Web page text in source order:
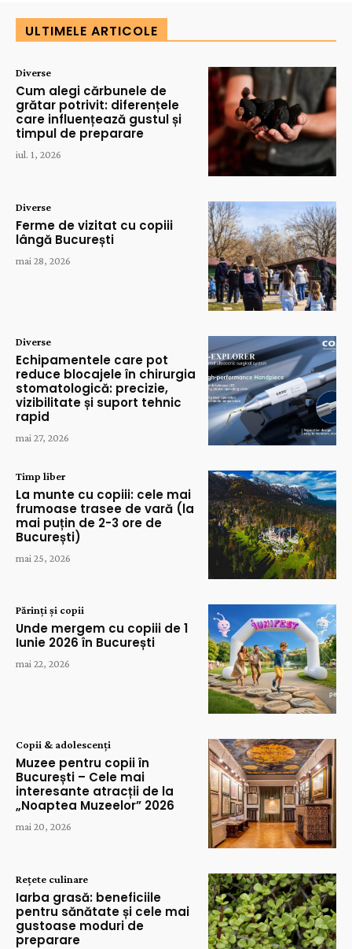
ULTIMELE ARTICOLE
Diverse
Cum alegi cărbunele de
grătar potrivit: diferențele
care influențează gustul și
timpul de preparare
iul. 1, 2026
Diverse
Ferme de vizitat cu copiii
lângă București
mai 28, 2026
Diverse
Echipamentele care pot
reduce blocajele în chirurgia
stomatologică: precizie,
vizibilitate și suport tehnic
rapid
mai 27, 2026
Timp liber
La munte cu copiii: cele mai
frumoase trasee de vară (la
mai puțin de 2-3 ore de
București)
mai 25, 2026
Părinți și copii
Unde mergem cu copiii de 1
Iunie 2026 în București
mai 22, 2026
Copii & adolescenți
Muzee pentru copii în
București – Cele mai
interesante atracții de la
„Noaptea Muzeelor” 2026
mai 20, 2026
Rețete culinare
Iarba grasă: beneficiile
pentru sănătate și cele mai
gustoase moduri de
preparare